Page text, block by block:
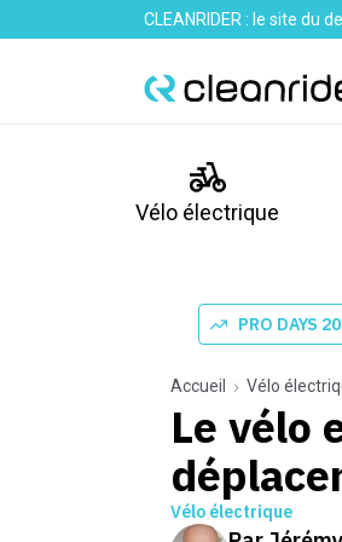
CLEANRIDER : le site du
Vélo électrique
PRO DAYS
Accueil Vélo
Le vélo
Vélo électrique